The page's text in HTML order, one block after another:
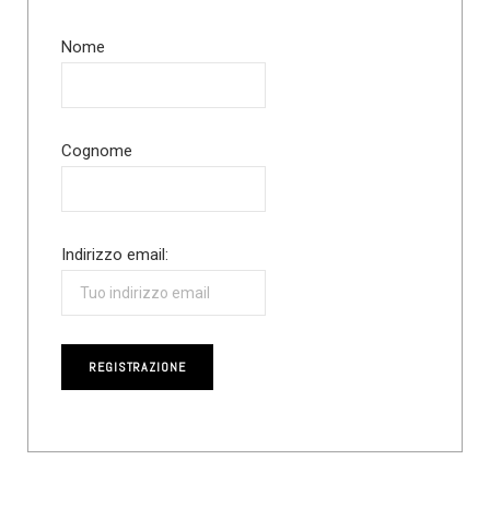
Nome
Cognome
Indirizzo email: